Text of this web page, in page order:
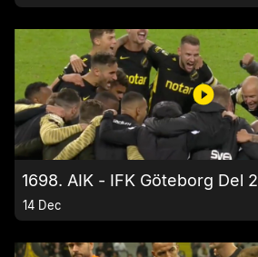
1698. AIK - IFK Göteborg Del 2
14 Dec